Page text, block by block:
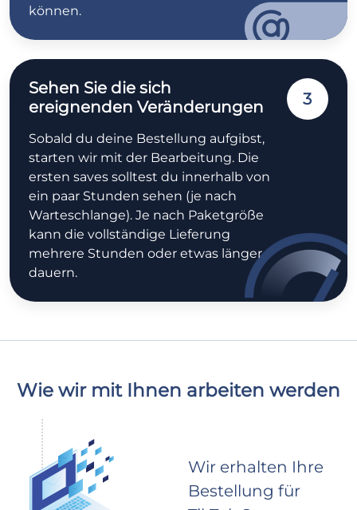
können.
Sehen Sie die sich
ereignenden Veränderungen
Sobald du deine Bestellung aufgibst,
starten wir mit der Bearbeitung. Die
ersten saves solltest du innerhalb von
ein paar Stunden sehen (je nach
Warteschlange). Je nach Paketgröße
kann die vollständige Lieferung
mehrere Stunden oder etwas länger
dauern.
3
Wie wir mit Ihnen arbeiten werden
Wir erhalten Ihre
Bestellung für